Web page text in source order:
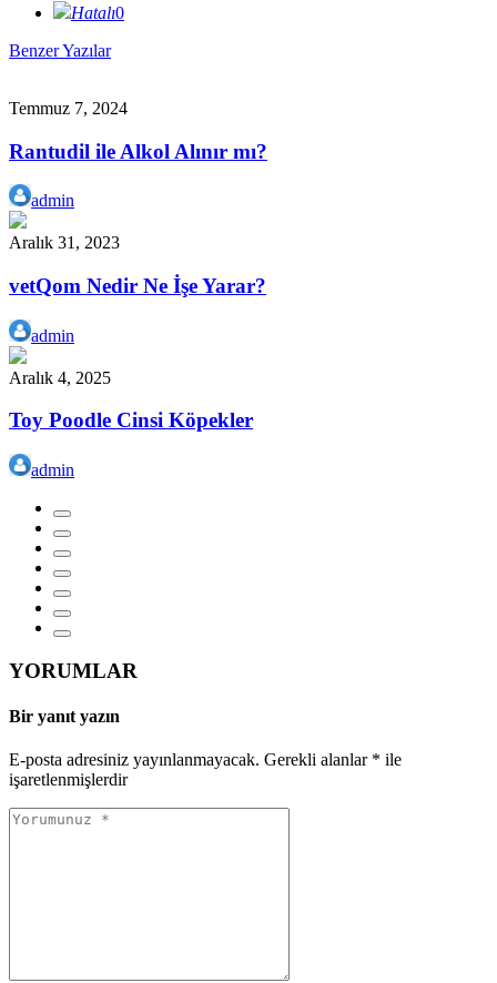
Hatalı0
Benzer Yazılar
Temmuz 7, 2024
Rantudil ile Alkol Alınır mı?
admin
Aralık 31, 2023
vetQom Nedir Ne İşe Yarar?
admin
Aralık 4, 2025
Toy Poodle Cinsi Köpekler
admin
YORUMLAR
Bir yanıt yazın
E-posta adresiniz yayınlanmayacak. Gerekli alanlar * ile
işaretlenmişlerdir